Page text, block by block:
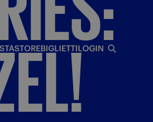
STOREBIGLIETTILOGIN